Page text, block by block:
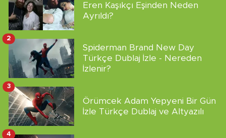
Eren Kaşıkçı Eşinden Neden
Ayrıldı?
Spiderman Brand New Day
Türkçe Dublaj İzle - Nereden
İzlenir?
2
Örümcek Adam Yepyeni Bir Gün
İzle Türkçe Dublaj ve Altyazılı
3
4